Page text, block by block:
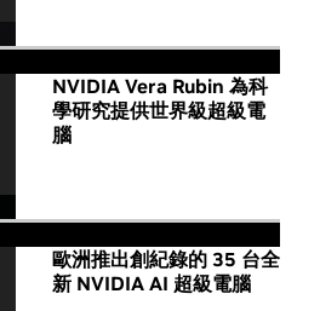
NVIDIA Vera Rubin 為科
學研究提供世界級超級電
腦
歐洲推出創紀錄的 35 台全
新 NVIDIA AI 超級電腦